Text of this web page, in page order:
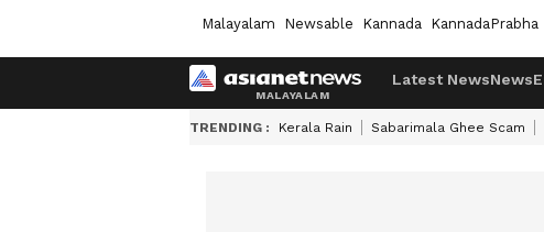
Malayalam Newsable Kannada KannadaPrabha
Latest NewsNews
TRENDING : Kerala Rain Sabarimala Ghee Scam